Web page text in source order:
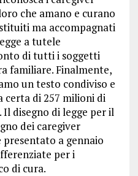
che amano e curano
ma accompagnati
a tutele
di tutti i soggetti
familiare. Finalmente,
un testo condiviso e
di 257 milioni di
disegno di legge per il
dei caregiver
a gennaio
per i
di cura.